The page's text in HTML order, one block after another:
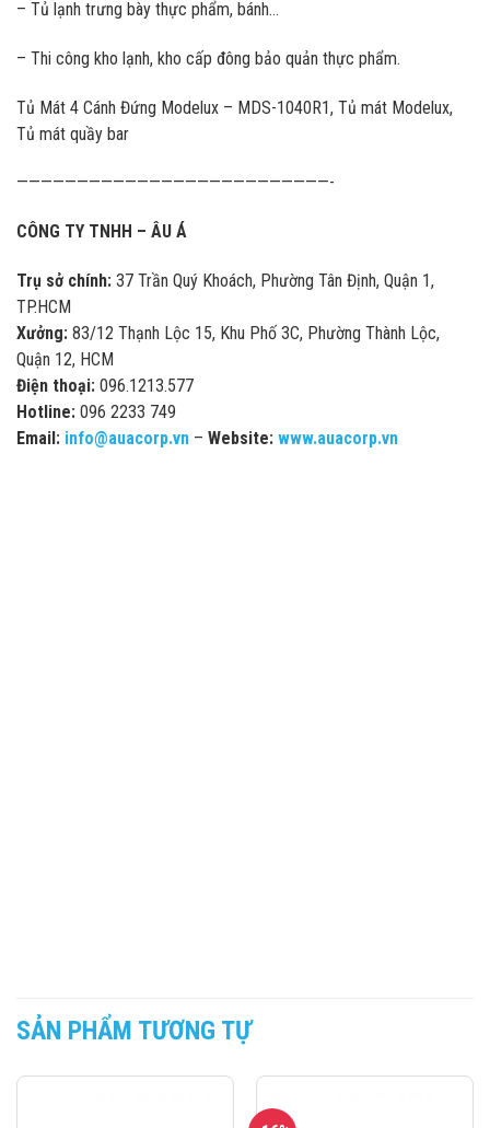
– Tủ lạnh trưng bày thực phẩm, bánh…
– Thi công kho lạnh, kho cấp đông bảo quản thực phẩm.
Tủ Mát 4 Cánh Đứng Modelux – MDS-1040R1, Tủ mát Modelux,
Tủ mát quầy bar
——————————————————————————-
CÔNG TY TNHH – ÂU Á
Trụ sở chính: 37 Trần Quý Khoách, Phường Tân Định, Quận 1,
TP.HCM
Xưởng: 83/12 Thạnh Lộc 15, Khu Phố 3C, Phường Thành Lộc,
Quận 12, HCM
Điện thoại: 096.1213.577
Hotline: 096 2233 749
Email: info@auacorp.vn – Website: www.auacorp.vn
SẢN PHẨM TƯƠNG TỰ